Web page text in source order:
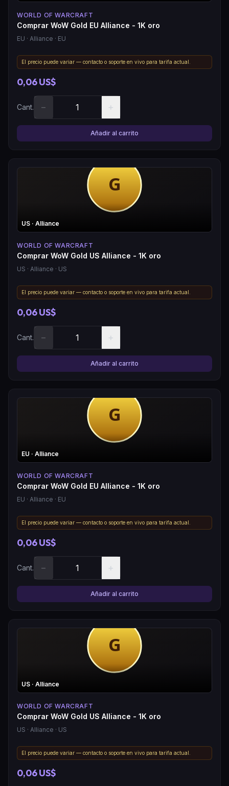
WORLD OF WARCRAFT
Comprar WoW Gold EU Alliance - 1K oro
EU · Alliance · EU
El precio puede variar — contacto o soporte en vivo para tarifa actual.
0,06 US$
Cant. − +
Añadir al carrito
US · Alliance
WORLD OF WARCRAFT
Comprar WoW Gold US Alliance - 1K oro
US · Alliance · US
El precio puede variar — contacto o soporte en vivo para tarifa actual.
0,06 US$
Cant. − +
Añadir al carrito
EU · Alliance
WORLD OF WARCRAFT
Comprar WoW Gold EU Alliance - 1K oro
EU · Alliance · EU
El precio puede variar — contacto o soporte en vivo para tarifa actual.
0,06 US$
Cant. − +
Añadir al carrito
US · Alliance
WORLD OF WARCRAFT
Comprar WoW Gold US Alliance - 1K oro
US · Alliance · US
El precio puede variar — contacto o soporte en vivo para tarifa actual.
0,06 US$